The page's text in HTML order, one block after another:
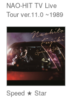
NAO-HIT TV Live
Tour ver.11.0 ~1989
常盤 Blu-ray)
Speed ★ Star